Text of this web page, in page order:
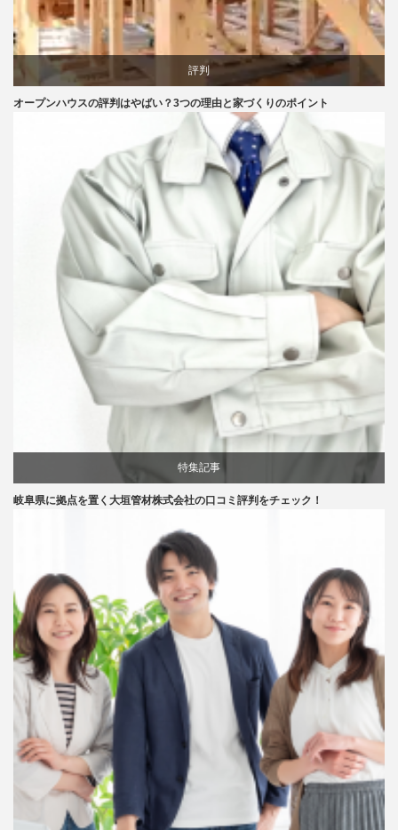
評判
オープンハウスの評判はやばい？3つの理由と家づくりのポイント
特集記事
岐阜県に拠点を置く大垣管材株式会社の口コミ評判をチェック！